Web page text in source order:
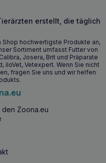
erstellt, die täglich
hochwertigste Produkte an,
Sortiment umfasst Futter von
Josera, Brit und Präparate
iloVet, Vetexpert. Wenn Sie nicht
fragen Sie uns und wir helfen
den Zoona.eu